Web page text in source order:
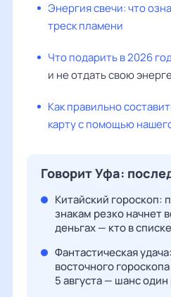
Энергия свечи: что
треск пламени
Что подарить в 2026
и не отдать свою
Как правильно
карту с помощью
Говорит Уфа:
Китайский гороскоп:
знакам резко начнет
деньгах — кто в
Фантастическая
восточного
5 августа — шанс один